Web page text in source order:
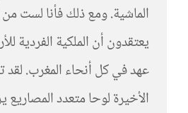
الماشية. ومع ذلك فأنا لست من
يعتقدون أن الملكية الفردية
عهد في كل أنحاء المغرب. لقد
الأخيرة لوحا متعدد المصاريع